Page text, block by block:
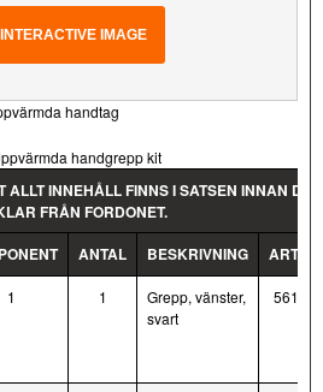
IMAGE
handtag
handgrepp kit
ALLT INNEHÅLL FINNS I SATSEN INNAN DU
FRÅN FORDONET.
ANTAL BESKRIVNING ART.NR
1 1
Grepp, vänster,
svart